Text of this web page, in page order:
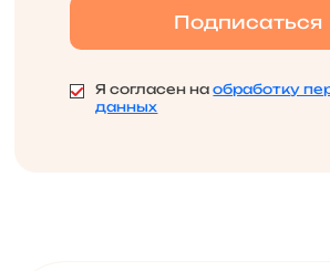
Я согласен наобработку
данных